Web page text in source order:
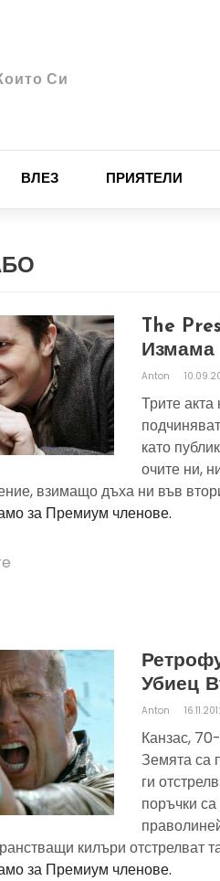
Си
ВЛЕЗ ПРИЯТЕЛИ
The
Измама
Anton
Трите
като
очите ни,
взимащо дъха ни във
за Премиум членове.
Убиец
Anton
Канзас,
Земята са
ги
поръчки
килъри отстрелват
за Премиум членове.